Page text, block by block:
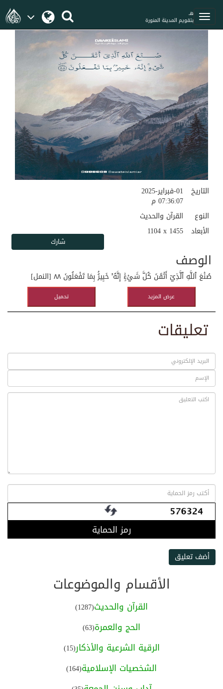
هـ
بتقويم المدينة المنورة
01-فبراير-2025
07:36:07 م
التاريخ
القرآن والحديث
النوع
1104 x 1455 الأبعاد
الوصف
صُنۡعَ ٱللَّهِ ٱلَّذِيٓ أَتۡقَنَ كُلَّ شَيۡءٍۚ إِنَّهُۥ خَبِيرُۢ بِمَا تَفۡعَلُونَ ٨٨ [النمل]
تحميل عرض المزيد
تعليقات
رمز الحماية
أضف تعليق
الأقسام والموضوعات
القرآن والحديث(1287)
الحج والعمرة(63)
الرقية الشرعية والأذكار(15)
الشخصيات الإسلامية(164)